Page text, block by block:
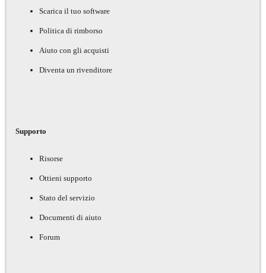
Scarica il tuo software
Politica di rimborso
Aiuto con gli acquisti
Diventa un rivenditore
Supporto
Risorse
Ottieni supporto
Stato del servizio
Documenti di aiuto
Forum